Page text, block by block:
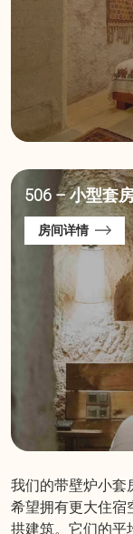
506 – 小型套
房间详情
我们的带壁炉小套
希望拥有更大住宿
拱建筑。它们的平